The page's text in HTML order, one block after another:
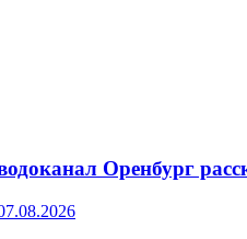
Оренбург